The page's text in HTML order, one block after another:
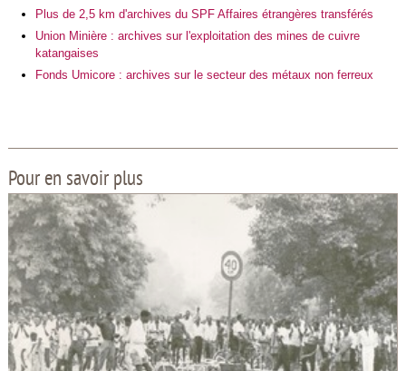
Plus de 2,5 km d'archives du SPF Affaires étrangères transférés
Union Minière : archives sur l'exploitation des mines de cuivre
katangaises
Fonds Umicore : archives sur le secteur des métaux non ferreux
Pour en savoir plus